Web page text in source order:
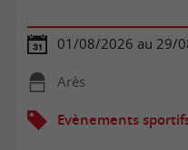
01/08/2026 au 29/
Arès
Evènements